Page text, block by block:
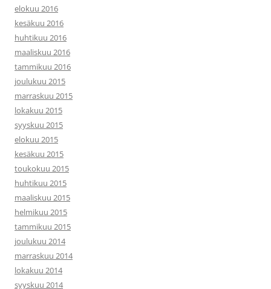
elokuu 2016
kesäkuu 2016
huhtikuu 2016
maaliskuu 2016
tammikuu 2016
joulukuu 2015
marraskuu 2015
lokakuu 2015
syyskuu 2015
elokuu 2015
kesäkuu 2015
toukokuu 2015
huhtikuu 2015
maaliskuu 2015
helmikuu 2015
tammikuu 2015
joulukuu 2014
marraskuu 2014
lokakuu 2014
syyskuu 2014